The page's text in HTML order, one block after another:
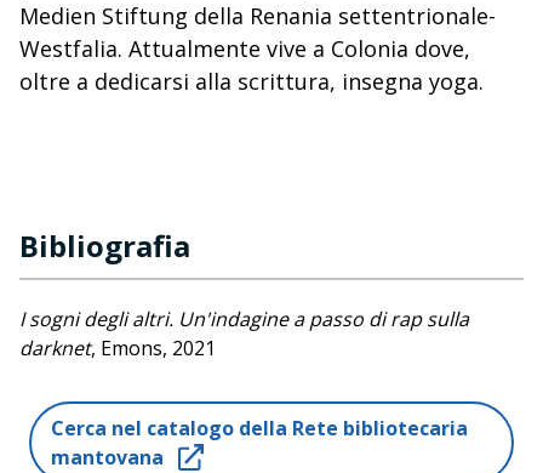
Medien Stiftung della Renania settentrionale-
Westfalia. Attualmente vive a Colonia dove,
oltre a dedicarsi alla scrittura, insegna yoga.
Bibliografia
I sogni degli altri. Un'indagine a passo di rap sulla
darknet, Emons, 2021
Cerca nel catalogo della Rete bibliotecaria
mantovana